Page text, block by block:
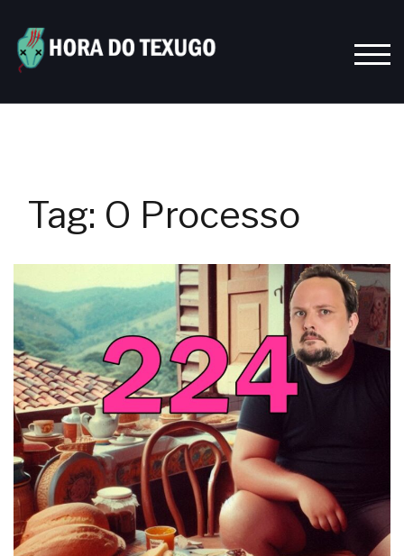
content
Tag: O Processo